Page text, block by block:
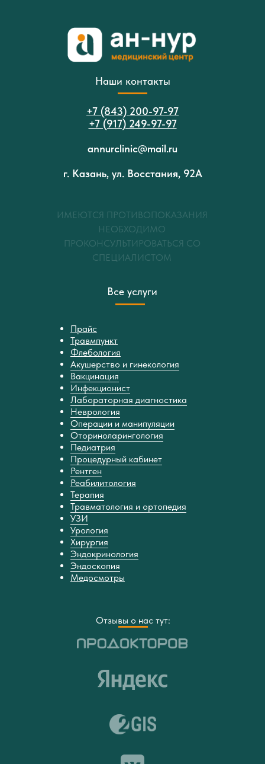
Наши контакты
+7 (843) 200-97-97
+7 (917) 249-97-97
annurclinic@mail.ru
г. Казань, ул. Восстания, 92А
Все услуги
Прайс
Травмпункт
Флебология
Акушерство и гинекология
Вакцинация
Инфекционист
Лабораторная диагностика
Неврология
Операции и манипуляции
Оториноларингология
Педиатрия
Процедурный кабинет
Рентген
Реабилитология
Терапия
Травматология и ортопедия
УЗИ
Урология
Хирургия
Эндокринология
Эндоскопия
Медосмотры
Отзывы о нас тут:
ИМЕЮТСЯ ПРОТИВОПОКАЗАНИЯ
НЕОБХОДИМО
ПРОКОНСУЛЬТИРОВАТЬСЯ СО
СПЕЦИАЛИСТОМ